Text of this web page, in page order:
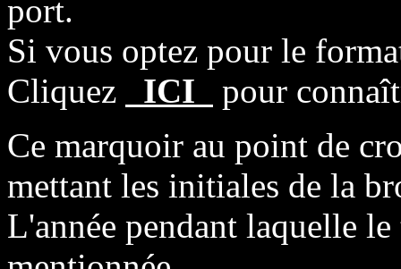
port.
Si vous optez pour le
Cliquez
ICI
pour
Ce marquoir au point de
mettant les initiales de la
L'année pendant laquelle